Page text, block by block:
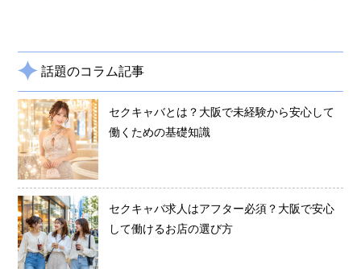
話題のコラム記事
セクキャバとは？大阪で未経験から安心して
働くための基礎知識
セクキャバ求人はアフター必須？大阪で安心
して働けるお店の選び方